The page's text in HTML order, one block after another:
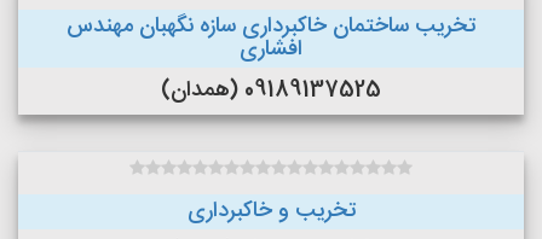
تخریب ساختمان خاکبرداری سازه نگهبان مهندس
افشاری
09189137525 (همدان)
تخریب و خاکبرداری